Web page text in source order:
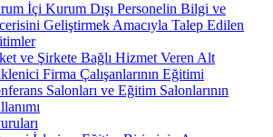
İçi Kurum Dışı Personelin Bilgi ve
Geliştirmek Amacıyla Talep Edilen
ve Şirkete Bağlı Hizmet Veren Alt
Firma Çalışanlarının Eğitimi
Salonları ve Eğitim Salonlarının